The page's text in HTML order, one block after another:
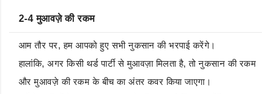
2-4 मुआवज़े की रकम
आम तौर पर, हम आपको हुए सभी नुकसान की भरपाई करेंगे।
हालांकि, अगर किसी थर्ड पार्टी से मुआवज़ा मिलता है, तो नुकसान की रकम
और मुआवज़े की रकम के बीच का अंतर कवर किया जाएगा।